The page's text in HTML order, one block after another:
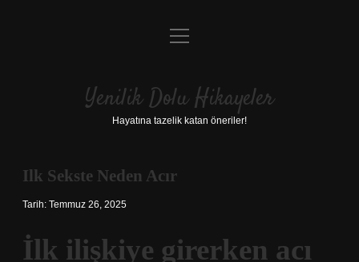
Anasayfa
Yasal Uyarı
menüyü
Yenilik Dolu Hikayeler
Hayatına tazelik katan öneriler!
Ilk Sekste Neden Acır
Tarih: Temmuz 26, 2025
İlk ilişkiye girerken acı